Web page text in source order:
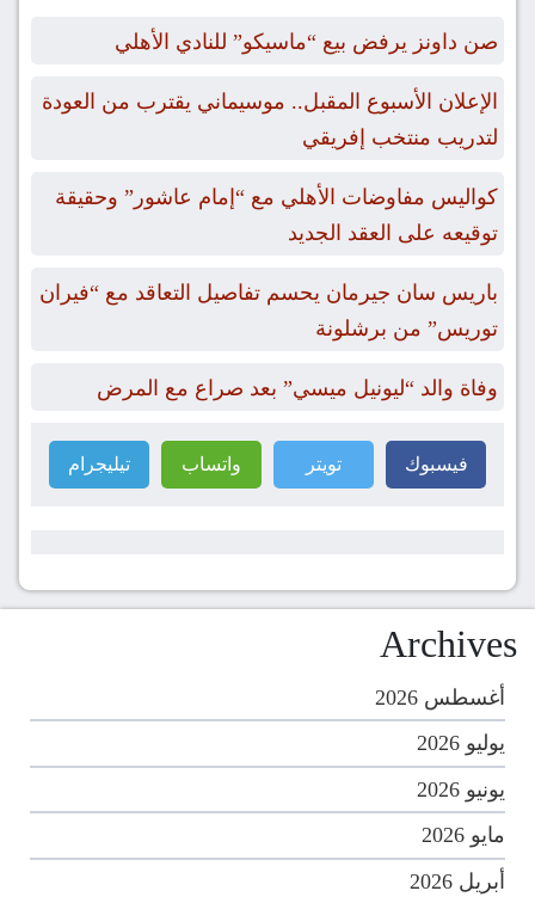
صن داونز يرفض بيع “ماسيكو” للنادي الأهلي
الإعلان الأسبوع المقبل.. موسيماني يقترب من العودة
لتدريب منتخب إفريقي
كواليس مفاوضات الأهلي مع “إمام عاشور” وحقيقة
توقيعه على العقد الجديد
باريس سان جيرمان يحسم تفاصيل التعاقد مع “فيران
توريس” من برشلونة
وفاة والد “ليونيل ميسي” بعد صراع مع المرض
فيسبوك تويتر واتساب تيليجرام
Archives
أغسطس 2026
يوليو 2026
يونيو 2026
مايو 2026
أبريل 2026